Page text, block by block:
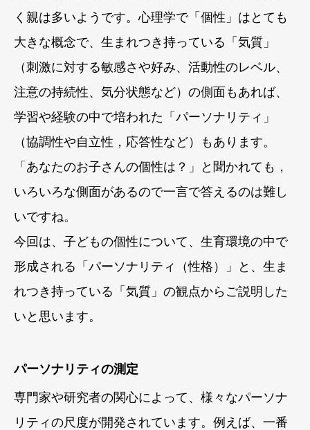
く親は多いようです。心理学で「個性」はとても
大きな概念で、生まれつき持っている「気質」
（刺激に対する敏感さや好み、活動性のレベル、
注意の持続性、気分状態など）の側面もあれば、
学習や経験の中で培われた「パーソナリティ」
（協調性や自立性，応答性など）もあります。
「あなたのお子さんの個性は？」と聞かれても，
いろいろな側面があるので一言で答えるのは難し
いですね。
今回は、子どもの個性について、生育環境の中で
形成される「パーソナリティ（性格）」と、生ま
れつき持っている「気質」の観点からご説明した
いと思います。
パーソナリティの測定
専門家や研究者の関心によって、様々なパーソナ
リティの尺度が開発されています。例えば、一番